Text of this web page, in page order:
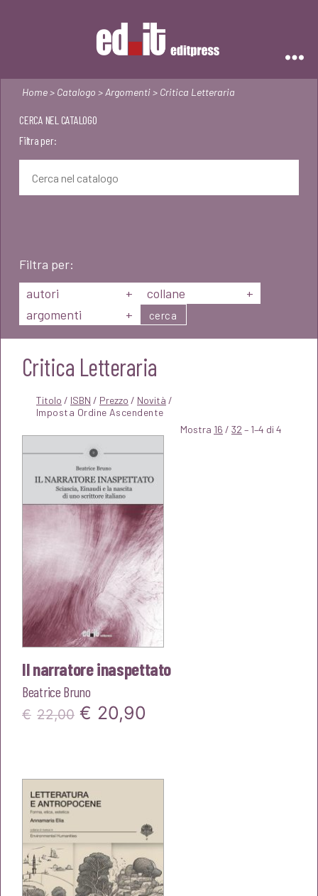
Home> Catalogo > Argomenti> Critica Letteraria
CERCA NEL CATALOGO
Filtra per:
Filtra per:
autori
+ collane
+
argomenti
+ cerca
Critica Letteraria
Titolo / ISBN / Prezzo / Novità /
Mostra 16 / 32 – 1–4 di 4
Il narratore inaspettato
Beatrice Bruno
€ 22,00 Il
era:
€ 20,90